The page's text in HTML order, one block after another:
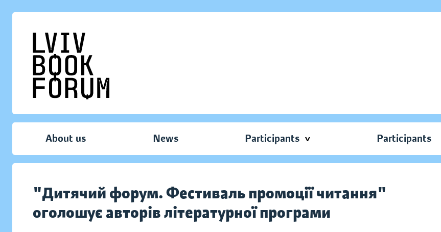
About us News Participants Participants
"Дитячий форум. Фестиваль промоції читання"
оголошує авторів літературної програми